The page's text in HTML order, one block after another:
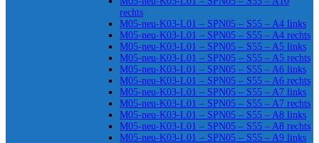
rechts
M05-neu-K03-L01 – SPN05 – S55 – A4 links
M05-neu-K03-L01 – SPN05 – S55 – A4 rechts
M05-neu-K03-L01 – SPN05 – S55 – A5 links
M05-neu-K03-L01 – SPN05 – S55 – A5 rechts
M05-neu-K03-L01 – SPN05 – S55 – A6 links
M05-neu-K03-L01 – SPN05 – S55 – A6 rechts
M05-neu-K03-L01 – SPN05 – S55 – A7 links
M05-neu-K03-L01 – SPN05 – S55 – A7 rechts
M05-neu-K03-L01 – SPN05 – S55 – A8 links
M05-neu-K03-L01 – SPN05 – S55 – A8 rechts
M05-neu-K03-L01 – SPN05 – S55 – A9 links